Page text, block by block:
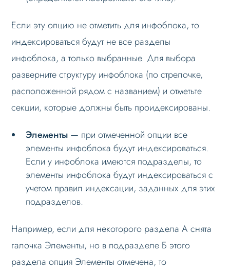
Если эту опцию не отметить для инфоблока, то
индексироваться будут не все разделы
инфоблока, а только выбранные. Для выбора
разверните структуру инфоблока (по стрелочке,
расположенной рядом с названием) и отметьте
секции, которые должны быть проидексированы.
Элементы — при отмеченной опции все
элементы инфоблока будут индексироваться.
Если у инфоблока имеются подразделы, то
элементы инфоблока будут индексироваться с
учетом правил индексации, заданных для этих
подразделов.
Например, если для некоторого раздела А снята
галочка Элементы, но в подразделе Б этого
раздела опция Элементы отмечена, то